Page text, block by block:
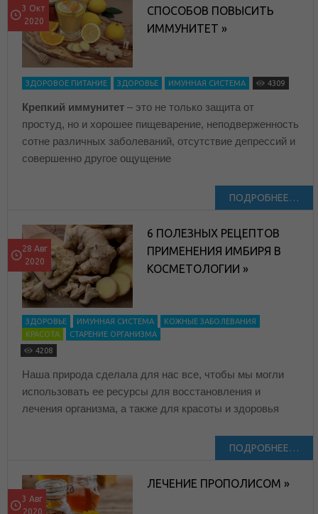
3 Окт
2020
СПОСОБОВ ПОВЫСИТЬ
ИММУНИТЕТ »
ЗДОРОВОЕ ПИТАНИЕ ЗДОРОВЬЕ ИМУННАЯ СИСТЕМА 4309
Крепкий иммунитет – это не только защита от
простуд, но и хорошее пищеварение, неподверженность
сотне различных заболеваний, отсутствие депрессий и
совершенно другое ощущение
ПОДРОБНЕЕ…
28 Авг
2020
6 ПОЛЕЗНЫХ РЕЦЕПТОВ
ПРИМЕНЕНИЯ ИМБИРЯ В
КОСМЕТОЛОГИИ »
ЗДОРОВЬЕ ИМУННАЯ СИСТЕМА
КОЖНЫЕ ЗАБОЛЕВАНИЯ
КРАСОТА
СТАРЕНИЕ ОРГАНИЗМА
4208
Наша природа сделала для нас все, чтобы мы могли
использовать ее ресурсы для восстановления и
лечения организма, а также для красоты и здоровья
ПОДРОБНЕЕ…
3 Авг
2020
ЛЕЧЕНИЕ ПРОПОЛИСОМ »